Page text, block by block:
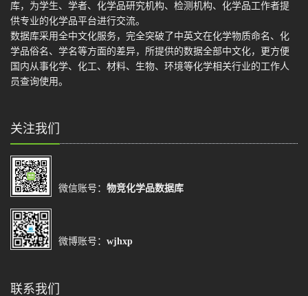
库，为学生、学者、化学品研究机构、检测机构、化学品工作者提
供专业的化学品平台进行交流。
数据库采用全中文化服务，完全突破了中英文在化学物质命名、化
学品俗名、学名等方面的差异，所提供的数据全部中文化，更方便
国内从事化学、化工、材料、生物、环境等化学相关行业的工作人
员查询使用。
关注我们
微信账号： 物竞化学品数据库
微博账号： wjhxp
联系我们